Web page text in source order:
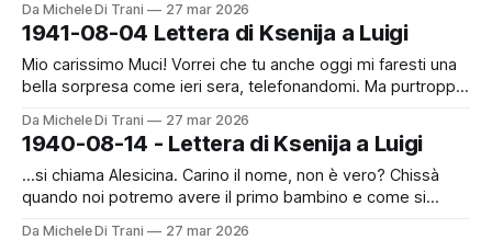
me piace ricevere durante la giornata un tuo scritto e di
sera essere chiamata al telefono. Mi sembra
Da Michele Di Trani 27 mar 2026
1941-08-04 Lettera di Ksenija a Luigi
Mio carissimo Muci! Vorrei che tu anche oggi mi faresti una
bella sorpresa come ieri sera, telefonandomi. Ma purtroppo
scorsi i giovedì, venerdì e sabato le tue chiamate mi sono
venute inaspettate. Ma questa volta sarà sul serio, e io
aspetterò
Da Michele Di Trani 27 mar 2026
1940-08-14 - Lettera di Ksenija a Luigi
...si chiama Alesicina. Carino il nome, non è vero? Chissà
quando noi potremo avere il primo bambino e come si
Da Michele Di Trani 27 mar 2026